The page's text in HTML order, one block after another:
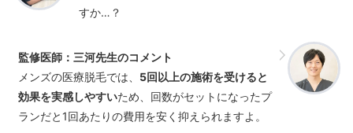
すか…？
監修医師：三河先生のコメント
メンズの医療脱毛では、 5回以上の施術を受けると
効果を実感しやすいため、回数がセットになったプ
ランだと1回あたりの費用を安く抑えられますよ。